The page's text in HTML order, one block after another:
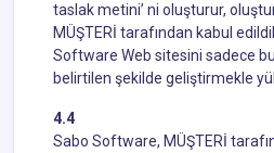
taslak metini’ ni oluşturur,
MÜŞTERİ tarafından kabul
Software Web sitesini sadece
belirtilen şekilde geliştirmekle
4.4
Sabo Software, MÜŞTERİ